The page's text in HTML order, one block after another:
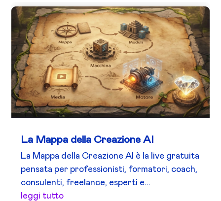
La Mappa della Creazione AI
La Mappa della Creazione AI è la live gratuita
pensata per professionisti, formatori, coach,
consulenti, freelance, esperti e...
leggi tutto